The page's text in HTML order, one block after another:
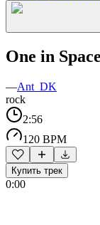
One in Space
—Ant_DK
rock
2:56
120 BPM
Купить трек
0:00